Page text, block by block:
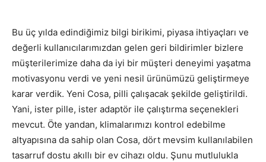
Bu üç yılda edindiğimiz bilgi birikimi, piyasa ihtiyaçları ve
değerli kullanıcılarımızdan gelen geri bildirimler bizlere
müşterilerimize daha da iyi bir müşteri deneyimi yaşatma
motivasyonu verdi ve yeni nesil ürünümüzü geliştirmeye
karar verdik. Yeni Cosa, pilli çalışacak şekilde geliştirildi.
Yani, ister pille, ister adaptör ile çalıştırma seçenekleri
mevcut. Öte yandan, klimalarımızı kontrol edebilme
altyapısına da sahip olan Cosa, dört mevsim kullanılabilen
tasarruf dostu akıllı bir ev cihazı oldu. Şunu mutlulukla